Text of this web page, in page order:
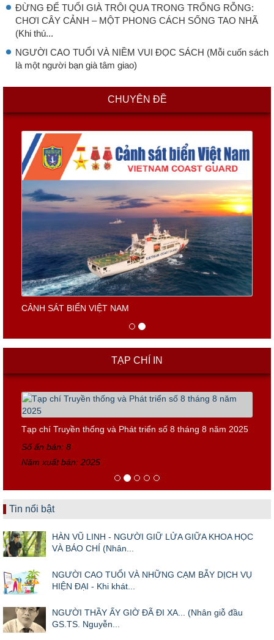
ĐỪNG ĐỂ TUỔI GIÀ TRÔI QUA TRONG TRỐNG RỖNG:
CHƠI CÂY CẢNH – MỘT PHONG CÁCH SỐNG TAO NHÃ
(Khi thú...
NGƯỜI CAO TUỔI VÀ NIỀM VUI ĐỌC SÁCH (Mỗi cuốn sách
là một người bạn già tâm giao)
CHUYÊN ĐỀ
CẢNH SÁT BIỂN VIỆT NAM
TẠP CHÍ IN
Tạp chí Truyền thống và Phát triển số 8 tháng 8 năm 2025
Số ấn bản: 8
Năm xuất bản: 2025
Tin nổi bật
HÀN VŨ LINH - NGƯỜI GIỮ LỬA GIỮA KHOA HỌC
VÀ BÁO CHÍ (Nhân...
NGƯỜI CAO TUỔI VÀ NHỮNG CẠM BẪY DỊCH VỤ
HIỆN ĐẠI - Khi khát...
NGƯỜI THẦY ẤY GIỜ ĐÃ ĐI XA... (Nhân giỗ đầu
GS.TS. Nguyễn...